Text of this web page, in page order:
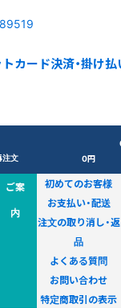
注文
0円
ご案
内
初めてのお客様
お支払い・配送
注文の取り消し・返
品
よくある質問
お問い合わせ
特定商取引の表示